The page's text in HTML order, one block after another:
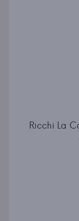
Ricchi La